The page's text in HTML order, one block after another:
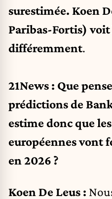
surestimée. Koen
Paribas-Fortis) voit
différemment.
21News : Que
prédictions de
estime donc que
européennes vont
en 2026 ?
Koen De Leus :